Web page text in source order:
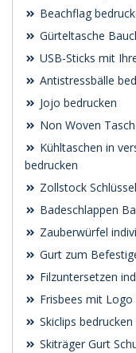
Beachflag
Gürteltasche
USB-Sticks mit
Antistressbälle
Jojo bedrucken
Non Woven
Kühltaschen in
bedrucken
Zollstock
Badeschlappen
Zauberwürfel
Gurt zum
Filzuntersetzen
Frisbees mit Logo
Skiclips
Skiträger Gurt